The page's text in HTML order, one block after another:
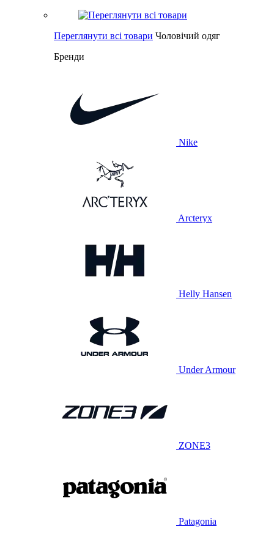
Переглянути всі товари Чоловічий одяг
Бренди
Nike
Arcteryx
Helly Hansen
Under Armour
ZONE3
Patagonia